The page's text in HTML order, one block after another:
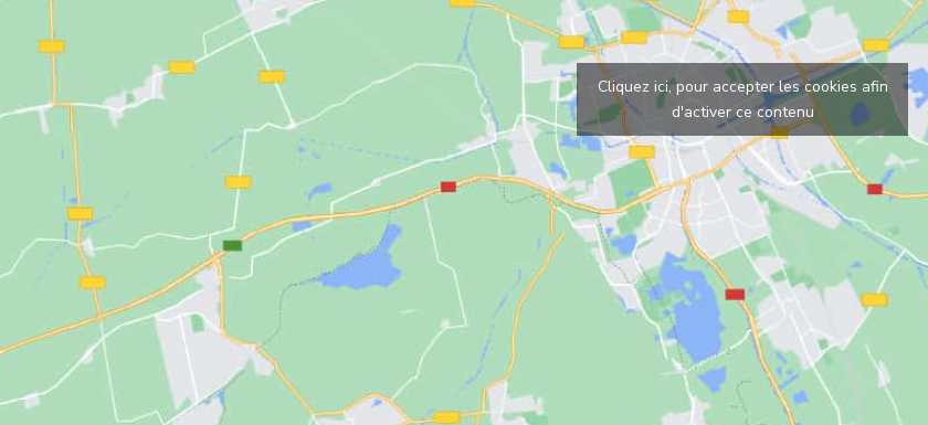
Cliquez ici, pour accepter les cookies afin
d'activer ce contenu